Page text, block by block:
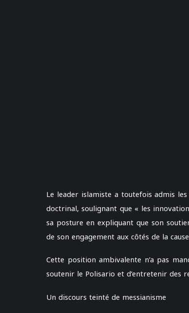
Le leader islamiste a toutefois admis
doctrinal, soulignant que « les
sa posture en expliquant que son
de son engagement aux côtés de la
Cette position ambivalente n’a pas
soutenir le Polisario et d’entretenir des
Un discours teinté de messianisme